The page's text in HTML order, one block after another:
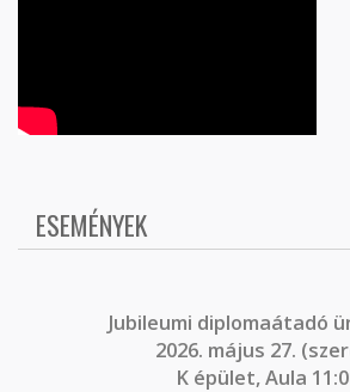
ESEMÉNYEK
Jubileumi diplomaátadó
2026. május 27.
K épület, Aula